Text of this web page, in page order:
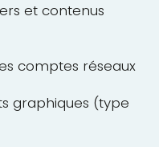
et contenus
comptes réseaux
graphiques (type